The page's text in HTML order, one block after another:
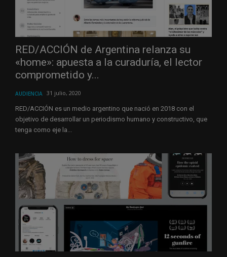
RED/ACCIÓN de Argentina relanza su
«home»: apuesta a la curaduría, el lector
comprometido y...
AUDIENCIA 31 julio, 2020
RED/ACCIÓN es un medio argentino que nació en 2018 con el
objetivo de desarrollar un periodismo humano y constructivo, que
tenga como eje la...